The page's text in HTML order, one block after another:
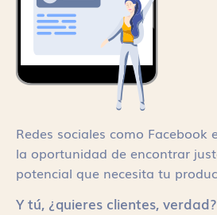
Redes sociales como Facebook
la oportunidad de encontrar
potencial que necesita tu
Y tú, ¿quieres clientes, verdad?